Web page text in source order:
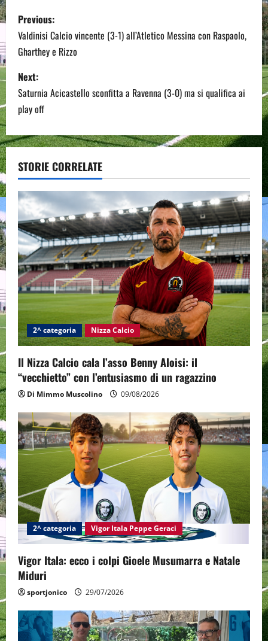
P
o
s
t
n
a
v
i
g
a
t
i
o
n
Previous:
Valdinisi Calcio vincente (3-1) all’Atletico Messina con Raspaolo,
Gharthey e Rizzo
Next:
Saturnia Acicastello sconfitta a Ravenna (3-0) ma si qualifica ai
play off
STORIE CORRELATE
2^ categoria Nizza Calcio
Il Nizza Calcio cala l’asso Benny Aloisi: il
“vecchietto” con l’entusiasmo di un ragazzino
Di Mimmo Muscolino 09/08/2026
2^ categoria Vigor Itala Peppe Geraci
Vigor Itala: ecco i colpi Gioele Musumarra e Natale
Miduri
sportjonico 29/07/2026